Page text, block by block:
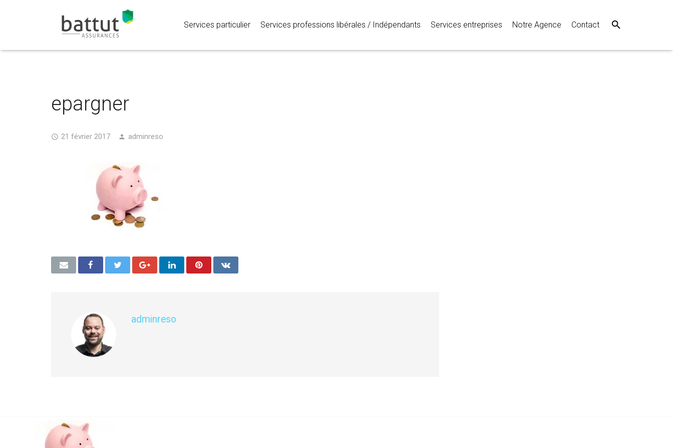
Services particulier Services professions libérales / Indépendants Services entreprises Notre Agence Contact
epargner
21 février 2017 adminreso
adminreso